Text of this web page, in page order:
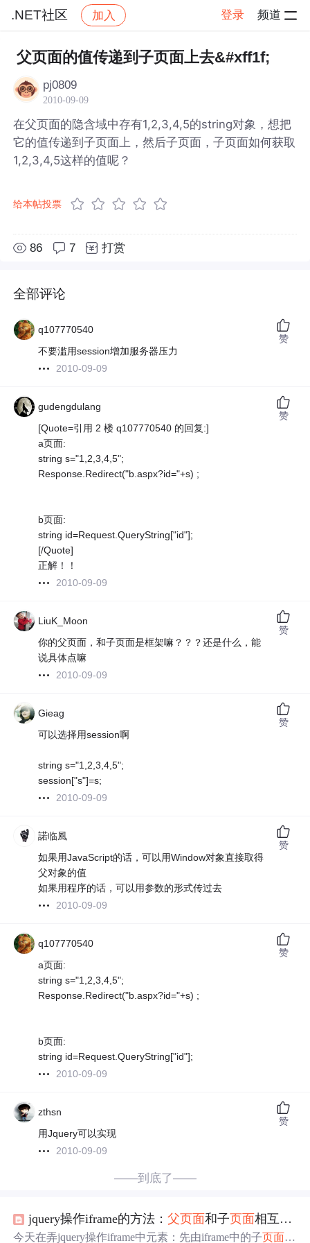
.NET社区 加入 登录 频道
社区 .NET社区 帖子详情
父页面的值传递到子页面上去&#xff1f;
pj0809
2010-09-09
在父页面的隐含域中存有1,2,3,4,5的string对象，想把
它的值传递到子页面上，然后子页面，子页面如何获取
1,2,3,4,5这样的值呢？
给本帖投票
86 7 打赏
全部评论
q107770540
不要滥用session增加服务器压力
2010-09-09
赞
gudengdulang
[Quote=引用 2 楼 q107770540 的回复:]
a页面:
string s="1,2,3,4,5";
Response.Redirect("b.aspx?id="+s) ;
b页面:
string id=Request.QueryString["id"];
[/Quote]
正解！！
2010-09-09
赞
LiuK_Moon
你的父页面，和子页面是框架嘛？？？还是什么，能
说具体点嘛
2010-09-09
赞
Gieag
可以选择用session啊
string s="1,2,3,4,5";
session["s"]=s;
2010-09-09
赞
諾临風
如果用JavaScript的话，可以用Window对象直接取得
父对象的值
如果用程序的话，可以用参数的形式传过去
2010-09-09
赞
q107770540
a页面:
string s="1,2,3,4,5";
Response.Redirect("b.aspx?id="+s) ;
b页面:
string id=Request.QueryString["id"];
2010-09-09
赞
zthsn
用Jquery可以实现
2010-09-09
赞
——到底了——
jquery操作iframe的方法：父页面和子页面相互操作的方法
今天在弄jquery操作iframe中元素：先由iframe中的子页面b.